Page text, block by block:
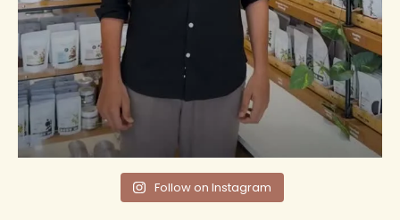
Follow on Instagram